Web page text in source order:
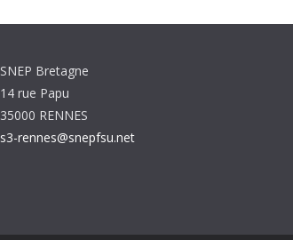
SNEP Bretagne
14 rue Papu
35000 RENNES
s3-rennes@snepfsu.net